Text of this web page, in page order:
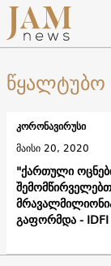
წყალტუბო
"ქართული
გაფორმდა - IDFI
კორონავირუსი
მაისი 20, 2020